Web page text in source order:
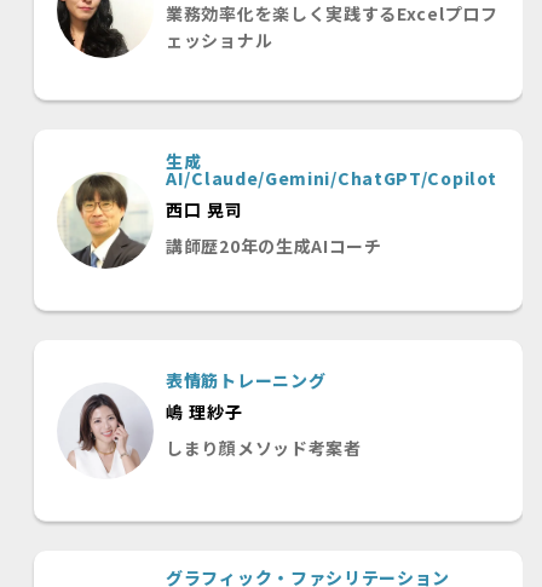
業務効率化を楽しく実践するExcelプロフ
ェッショナル
生成
AI/Claude/Gemini/ChatGPT/Copilot
西口 晃司
講師歴20年の生成AIコーチ
表情筋トレーニング
嶋 理紗子
しまり顔メソッド考案者
グラフィック・ファシリテーション